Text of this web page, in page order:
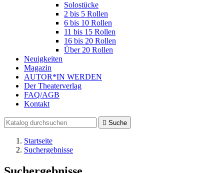
Solostücke
2 bis 5 Rollen
6 bis 10 Rollen
11 bis 15 Rollen
16 bis 20 Rollen
Über 20 Rollen
Neuigkeiten
Magazin
AUTOR*IN WERDEN
Der Theaterverlag
FAQ/AGB
Kontakt
 Suche
Startseite
Suchergebnisse